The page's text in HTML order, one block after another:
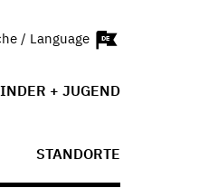
/ Language
+ JUGEND
STANDORTE